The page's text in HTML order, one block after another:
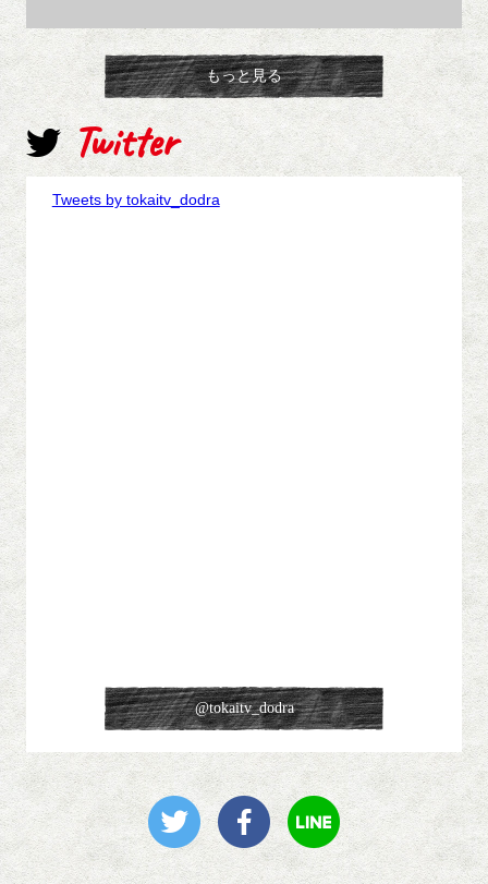
もっと見る
Twitter
Tweets by tokaitv_dodra
@tokaitv_dodra
ツイート facebookでシェア
LINEで送る